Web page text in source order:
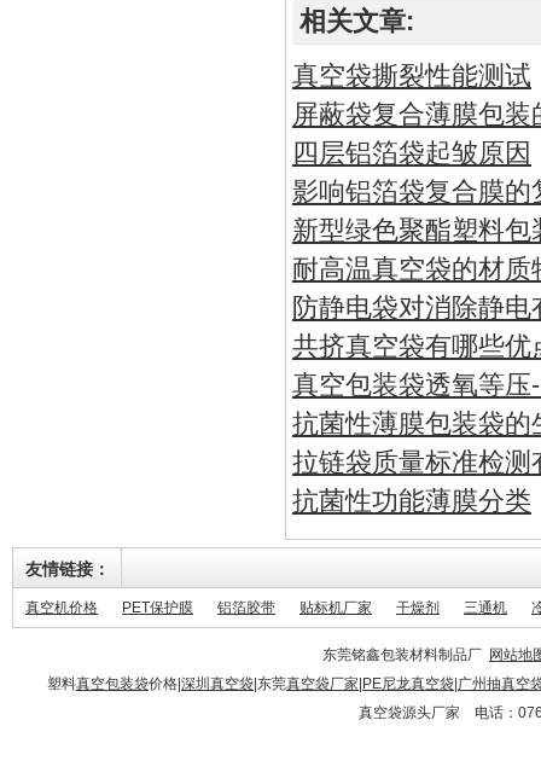
相关文章:
真空袋撕裂性能测试
屏蔽袋复合薄膜包
四层铝箔袋起皱原因
影响铝箔袋复合膜
新型绿色聚酯塑料
耐高温真空袋的材
防静电袋对消除静电
共挤真空袋有哪些优
真空包装袋透氧等
抗菌性薄膜包装袋的
拉链袋质量标准检测
抗菌性功能薄膜分类
友情链接：
真空机价格 PET保护膜 铝箔胶带 贴标机厂家 干燥剂 三通机
东莞铭鑫包装材料制品厂 网站地
塑料真空包装袋价格| 深圳真空袋 |东莞真空袋厂家 PE尼龙真空袋 广州抽真空
真空袋源头厂家 电话：